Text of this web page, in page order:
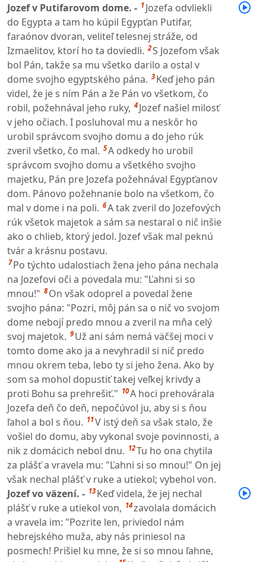
Jozef v Putifarovom dome. - 1 Jozefa odvliekli
do Egypta a tam ho kúpil Egypťan Putifar,
faraónov dvoran, veliteľ telesnej stráže, od
Izmaelitov, ktorí ho ta doviedli. 2S Jozefom však
bol Pán, takže sa mu všetko darilo a ostal v
dome svojho egyptského pána. 3 Keď jeho pán
videl, že je s ním Pán a že Pán vo všetkom, čo
robil, požehnával jeho ruky, 4 Jozef našiel milosť
v jeho očiach. I posluhoval mu a neskôr ho
urobil správcom svojho domu a do jeho rúk
zveril všetko, čo mal. 5A odkedy ho urobil
správcom svojho domu a všetkého svojho
majetku, Pán pre Jozefa požehnával Egypťanov
dom. Pánovo požehnanie bolo na všetkom, čo
mal v dome i na poli. 6A tak zveril do Jozefových
rúk všetok majetok a sám sa nestaral o nič inšie
ako o chlieb, ktorý jedol. Jozef však mal peknú
tvár a krásnu postavu.
7 Po týchto udalostiach žena jeho pána nechala
na Jozefovi oči a povedala mu: "Ľahni si so
mnou!" 8 On však odoprel a povedal žene
svojho pána: "Pozri, môj pán sa o nič vo svojom
dome nebojí predo mnou a zveril na mňa celý
svoj majetok. 9 Už ani sám nemá väčšej moci v
tomto dome ako ja a nevyhradil si nič predo
mnou okrem teba, lebo ty si jeho žena. Ako by
som sa mohol dopustiť takej veľkej krivdy a
proti Bohu sa prehrešiť." 10A hoci prehovárala
Jozefa deň čo deň, nepočúvol ju, aby si s ňou
ľahol a bol s ňou. 11V istý deň sa však stalo, že
vošiel do domu, aby vykonal svoje povinnosti, a
nik z domácich nebol dnu. 12Tu ho ona chytila
za plášť a vravela mu: "Ľahni si so mnou!" On jej
však nechal plášť v ruke a utiekol; vybehol von.
Jozef vo väzení. - 13 Keď videla, že jej nechal
plášť v ruke a utiekol von, 14zavolala domácich
a vravela im: "Pozrite len, priviedol nám
hebrejského muža, aby nás priniesol na
posmech! Prišiel ku mne, že si so mnou ľahne,